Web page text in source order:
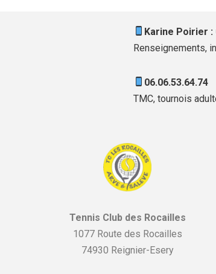
Karine Poirier :
Renseignements,
06.06.53.64.74
TMC, tournois
Tennis Club des Rocailles
1077 Route des Rocailles
74930 Reignier-Esery